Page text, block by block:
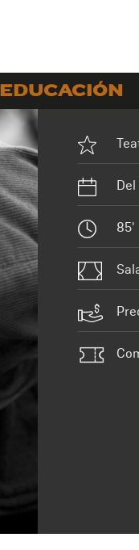
EDUCACIÓN
85'